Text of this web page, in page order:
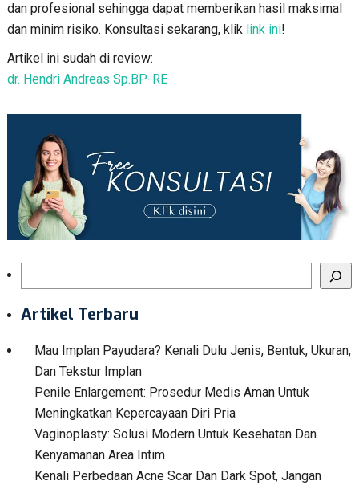
dan profesional sehingga dapat memberikan hasil maksimal
dan minim risiko. Konsultasi sekarang, klik link ini!
Artikel ini sudah di review:
dr. Hendri Andreas Sp.BP-RE
Artikel Terbaru
Mau Implan Payudara? Kenali Dulu Jenis, Bentuk, Ukuran,
Dan Tekstur Implan
Penile Enlargement: Prosedur Medis Aman Untuk
Meningkatkan Kepercayaan Diri Pria
Vaginoplasty: Solusi Modern Untuk Kesehatan Dan
Kenyamanan Area Intim
Kenali Perbedaan Acne Scar Dan Dark Spot, Jangan